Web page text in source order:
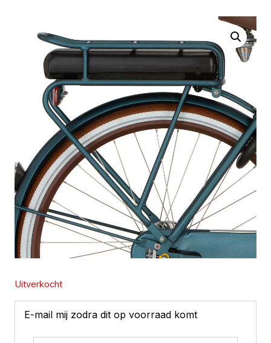
Uitverkocht
E-mail mij zodra dit op voorraad komt